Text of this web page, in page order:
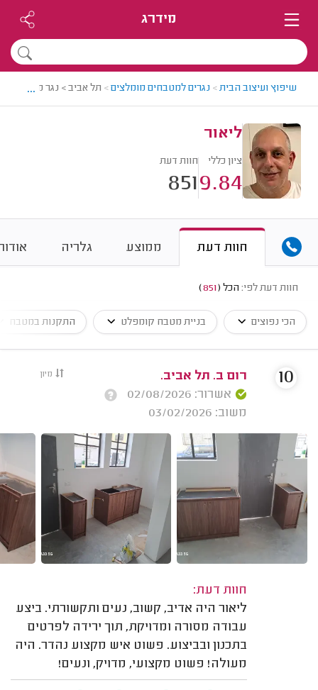
מידרג
שיפוץ ועיצוב הבית> נגרים למטבחים מומלצים> תל אביב > נגר מטבחים
...
ליאור
ציון כללי
9.84
חוות דעת
851
חוות דעת ממוצע גלריה
חוות דעת לפי: הכל (
851
)
הכי נפוצים בניית מטבח קומפלט התקנות במטבח
מיון
רום ב. תל אביב.
אשרור: 02/08/2026
משוב: 03/02/2026
חוות דעת:
ליאור היה אדיב, קשוב, נעים ותקשורתי. ביצע
עבודה מסורה ומדויקת, תוך ירידה לפרטים
בתכנון ובביצוע. פשוט איש מקצוע נהדר. היה
מעולה! פשוט מקצועי, מדויק, ונעים!
10